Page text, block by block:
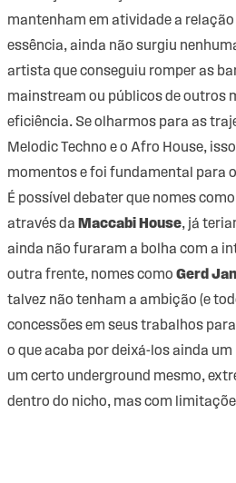
mantenham em atividade a relação
essência, ainda não surgiu
artista que conseguiu romper as
mainstream ou públicos de outros
eficiência. Se olharmos para as
Melodic Techno e o Afro House,
momentos e foi fundamental para
É possível debater que nomes como
através da Maccabi House, já
ainda não furaram a bolha com a
outra frente, nomes como Gerd
talvez não tenham a ambição (e
concessões em seus trabalhos
o que acaba por deixá-los ainda
um certo underground mesmo,
dentro do nicho, mas com